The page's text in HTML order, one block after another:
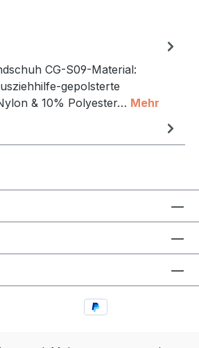
CG-S09-Material:
gepolsterte
& 10% Polyester… Mehr